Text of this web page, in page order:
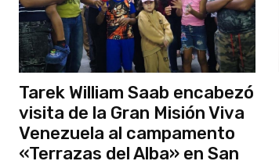
Tarek William Saab encabezó
visita de la Gran Misión Viva
Venezuela al campamento
«Terrazas del Alba» en San